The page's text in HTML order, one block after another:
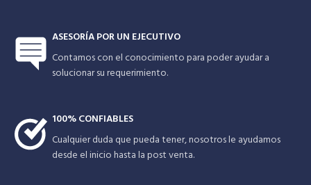
ASESORÍA POR UN EJECUTIVO
Contamos con el conocimiento para poder ayudar a
solucionar su requerimiento.
100% CONFIABLES
Cualquier duda que pueda tener, nosotros le ayudamos
desde el inicio hasta la post venta.